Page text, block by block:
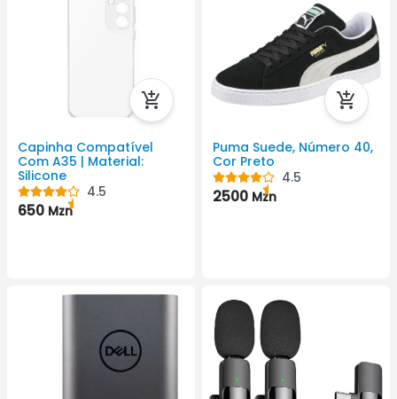
Capinha Compatível
Com A35 | Material:
Silicone
4.5
650 Mzn
Puma Suede, Número 40,
Cor Preto
4.5
2500 Mzn